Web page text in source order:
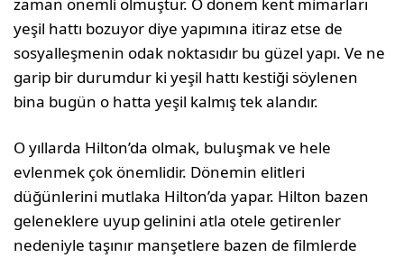
zaman önemli olmuştur. O dönem kent mimarları
yeşil hattı bozuyor diye yapımına itiraz etse de
sosyalleşmenin odak noktasıdır bu güzel yapı. Ve ne
garip bir durumdur ki yeşil hattı kestiği söylenen
bina bugün o hatta yeşil kalmış tek alandır.
O yıllarda Hilton’da olmak, buluşmak ve hele
evlenmek çok önemlidir. Dönemin elitleri
düğünlerini mutlaka Hilton’da yapar. Hilton bazen
geleneklere uyup gelinini atla otele getirenler
nedeniyle taşınır manşetlere bazen de filmlerde